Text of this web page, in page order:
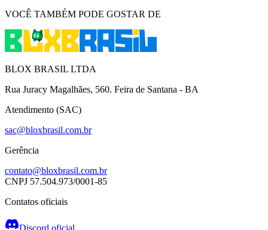
VOCÊ TAMBÉM PODE GOSTAR DE
BLOX BRASIL LTDA
Rua Juracy Magalhães, 560. Feira de Santana - BA
Atendimento (SAC)
sac@bloxbrasil.com.br
Gerência
contato@bloxbrasil.com.br
CNPJ 57.504.973/0001-85
Contatos oficiais